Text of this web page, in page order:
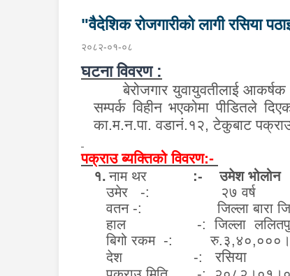
"वैदेशिक रोजगारीको लागी रसिया
२०८२-०१-०८
घटना विवरण :
बेरोजगार युवायुवतीलाई आकर्षक
सम्पर्क विहीन भएकोमा पीडितले
का.म.न.पा. वडानं.१२, टेकुबाट
पक्राउ ब्यक्तिको विवरण:-
१. नाम थर :- उमेश भोलोन
उमेर
:-
२७ वर्ष
वतन:- जिल्लाबारा
हाल
:- जिल्ला
बिगो रकम :- रु.३,४०,००० ।
देश :- रसिया